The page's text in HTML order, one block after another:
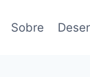
Sobre